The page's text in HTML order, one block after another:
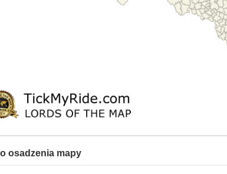
osadzenia mapy